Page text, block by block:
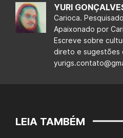
YURI
Carioca.
Apaixonado por
Escreve sobre
direto e sugestões
LEIA TAMBÉM